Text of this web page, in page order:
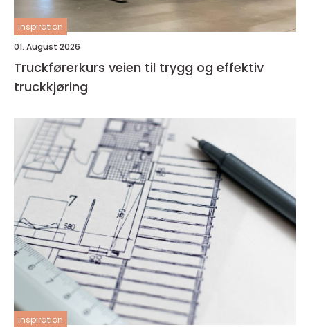
inspiration
01. August 2026
Truckførerkurs veien til trygg og effektiv
truckkjøring
inspiration